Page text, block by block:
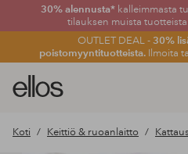
30% alennusta*kalleimmasta
tilauksen muista tuotteista.
OUTLET DEAL -30%
poistomyyntituotteista. Ilmoita
Ellos-
logo
siirry
Koti Keittiö & ruoanlaitto